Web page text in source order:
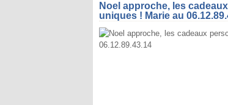
Noel approche, les
uniques ! Marie au